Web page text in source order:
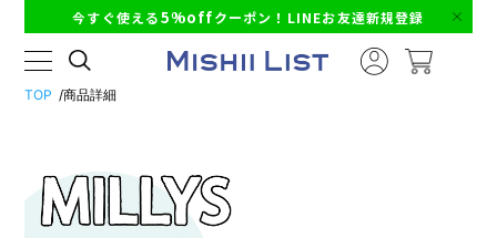
今すぐ使える5%offクーポン！LINEお友達新規登録
TOP 商品詳細